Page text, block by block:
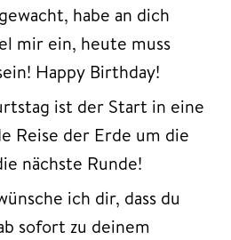
habe an dich
mir ein, heute muss
Happy Birthday!
ist der Start in eine
Reise der Erde um die
nächste Runde!
ich dir, dass du
sofort zu deinem